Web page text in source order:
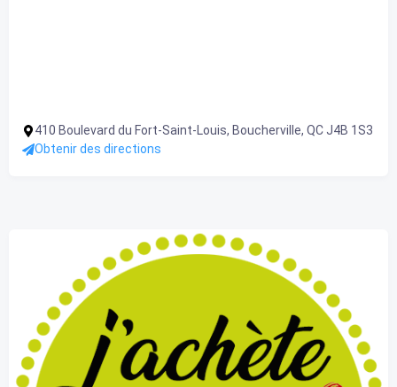
410 Boulevard du Fort-Saint-Louis, Boucherville, QC J4B 1S3
Obtenir des directions